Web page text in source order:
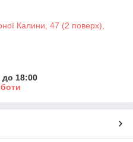
Калини, 47 (2 поверх),
до 18:00